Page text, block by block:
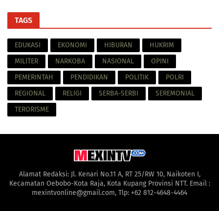
TAGS
EDUKASI EKONOMI HIBURAN
HUKRIM
MILITER
NARKOBA NASIONAL
OPINI
PEMERINTAH
PENDIDIKAN POLITIK
POLRI
REGIONAL
RELIGI SERBA-SERBI
SEREMONIAL
TERORISME
Alamat Redaksi: Jl. Kenari No.11 A, RT 25/RW 10, Naikoten I,
Kecamatan Oebobo-Kota Raja, Kota Kupang Provinsi NTT. Email :
mexintvonline@gmail.com, Tlp: +62 812-4648-4464